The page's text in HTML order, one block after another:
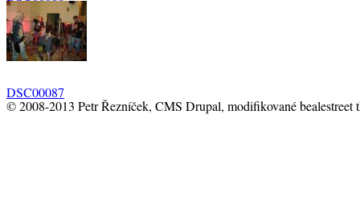
DSC00087
© 2008-2013 Petr Řezníček, CMS Drupal, modifikované bealestreet